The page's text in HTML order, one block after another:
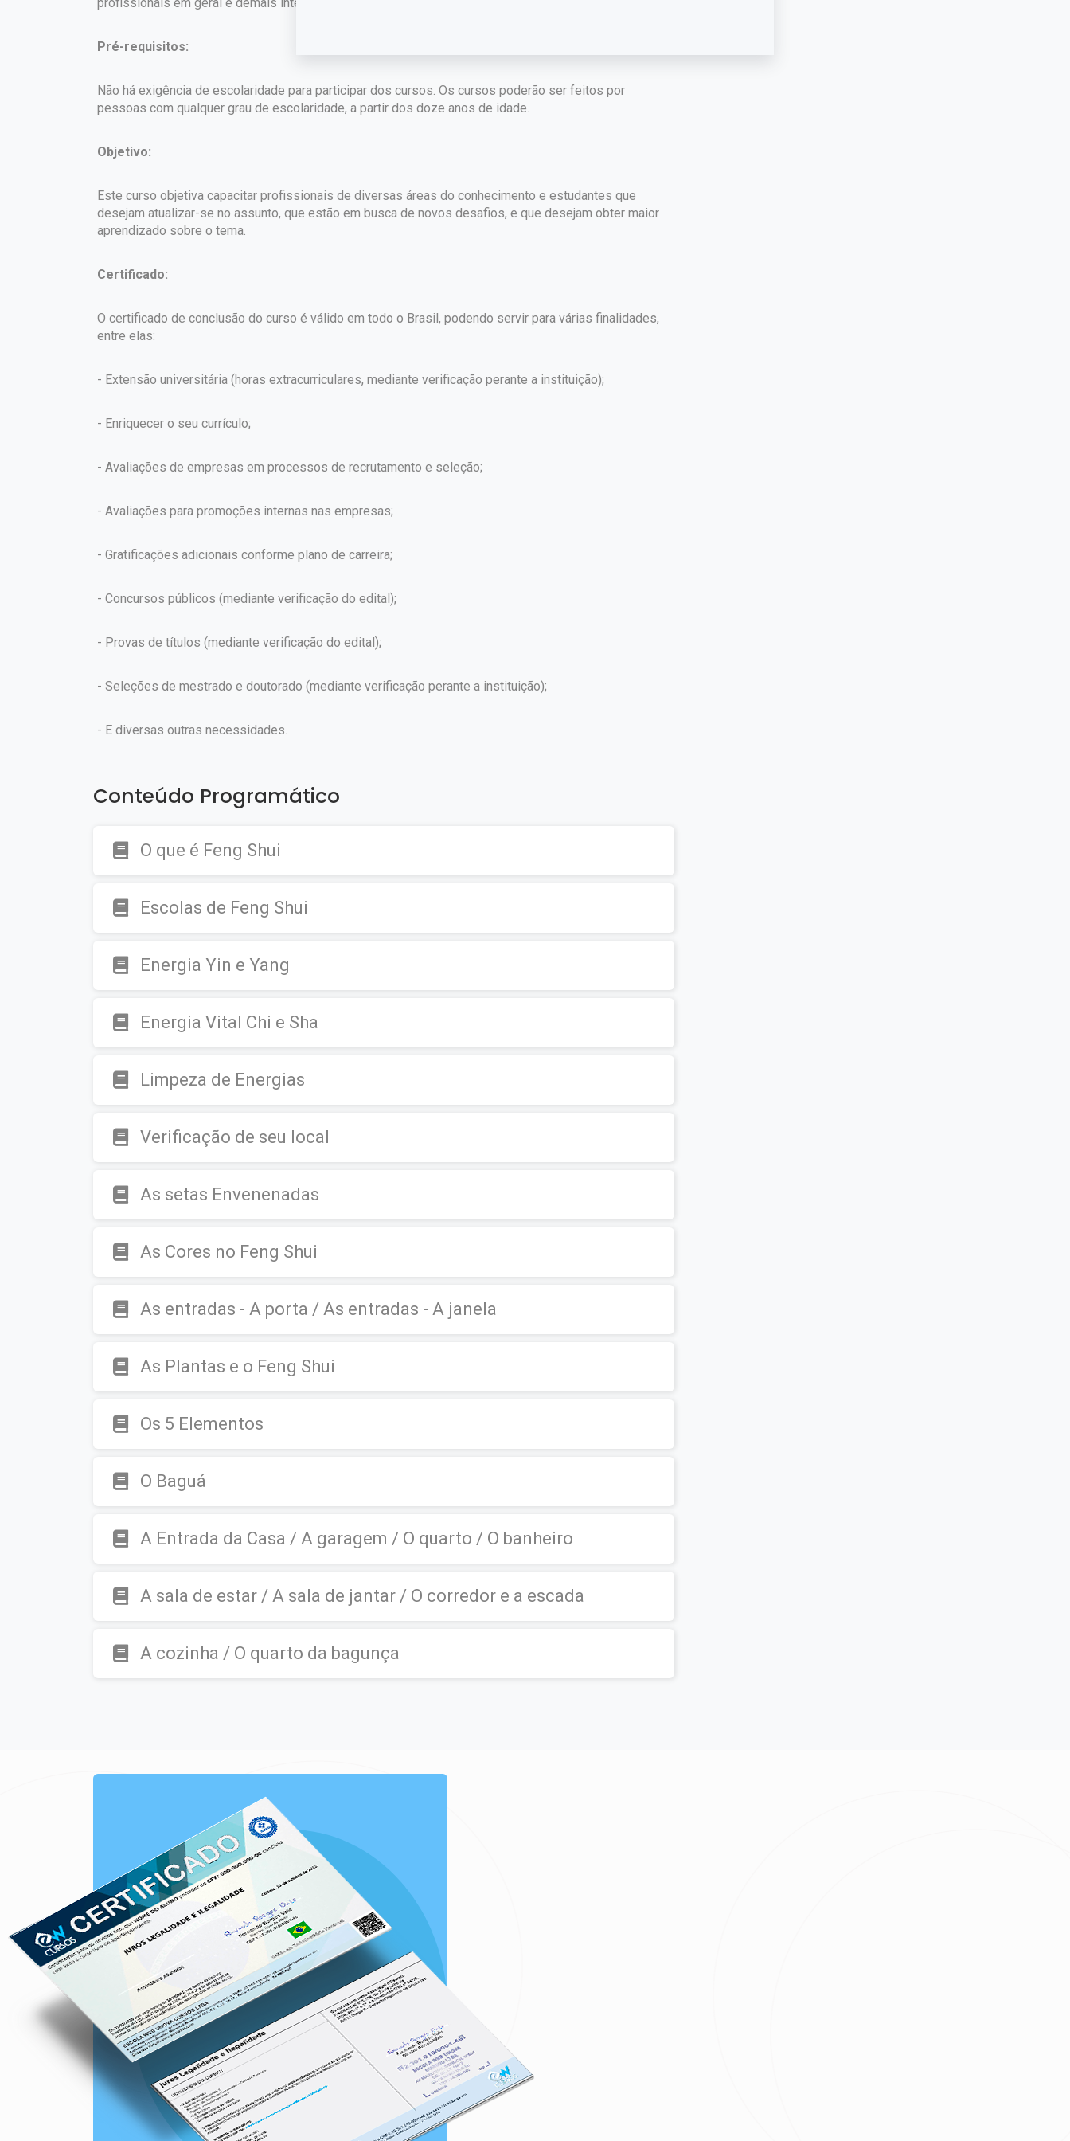
Pré-requisitos:
Não há exigência de escolaridade para participar dos cursos. Os cursos poderão ser feitos por
pessoas com qualquer grau de escolaridade, a partir dos doze anos de idade.
Objetivo:
Este curso objetiva capacitar profissionais de diversas áreas do conhecimento e estudantes que
desejam atualizar-se no assunto, que estão em busca de novos desafios, e que desejam obter maior
aprendizado sobre o tema.
Certificado:
O certificado de conclusão do curso é válido em todo o Brasil, podendo servir para várias finalidades,
entre elas:
- Extensão universitária (horas extracurriculares, mediante verificação perante a instituição);
- Enriquecer o seu currículo;
- Avaliações de empresas em processos de recrutamento e seleção;
- Avaliações para promoções internas nas empresas;
- Gratificações adicionais conforme plano de carreira;
- Concursos públicos (mediante verificação do edital);
- Provas de títulos (mediante verificação do edital);
- Seleções de mestrado e doutorado (mediante verificação perante a instituição);
- E diversas outras necessidades.
Conteúdo Programático
O que é Feng Shui
Escolas de Feng Shui
Energia Yin e Yang
Energia Vital Chi e Sha
Limpeza de Energias
Verificação de seu local
As setas Envenenadas
As Cores no Feng Shui
As entradas - A porta / As entradas - A janela
As Plantas e o Feng Shui
Os 5 Elementos
O Baguá
A Entrada da Casa / A garagem / O quarto / O banheiro
A sala de estar / A sala de jantar / O corredor e a escada
A cozinha / O quarto da bagunça